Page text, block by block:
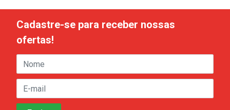
Cadastre-se para receber nossas
ofertas!